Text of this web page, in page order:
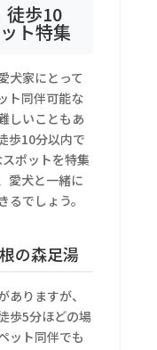
徒歩10
ト特集
犬家にとって
ト同伴可能な
しいこともあ
歩10分以内で
ポットを特集
愛犬と一緒に
でしょう。
の森足湯
りますが、
歩5分ほどの場
ット同伴でも